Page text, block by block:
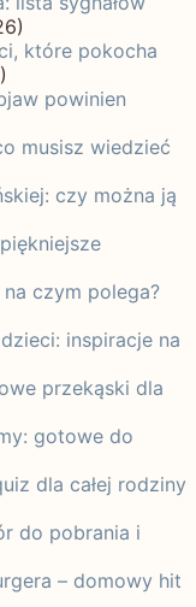
które pokocha
powinien
musisz wiedzieć
czy można ją
czym polega?
inspiracje na
przekąski dla
gotowe do
dla całej rodziny
do pobrania i
– domowy hit